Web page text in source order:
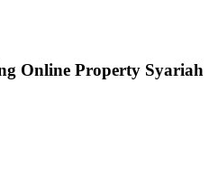
Online Property Syariah